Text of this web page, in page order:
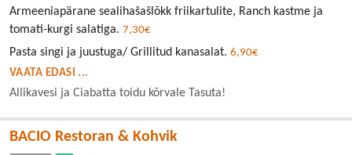
Armeeniapärane sealihašašlõkk friikartulite, Ranch kastme ja
tomati-kurgi salatiga. 7,30€
Pasta singi ja juustuga/ Grillitud kanasalat. 6,90€
VAATA EDASI ...
Allikavesi ja Ciabatta toidu kõrvale Tasuta!
BACIO Restoran & Kohvik